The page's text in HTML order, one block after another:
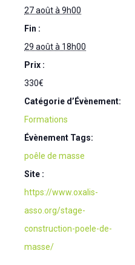
27 août à 9h00
Fin :
29 août à 18h00
Prix :
330€
Catégorie d’Évènement:
Formations
Évènement Tags:
poêle de masse
Site :
https://www.oxalis-
asso.org/stage-
construction-poele-de-
masse/